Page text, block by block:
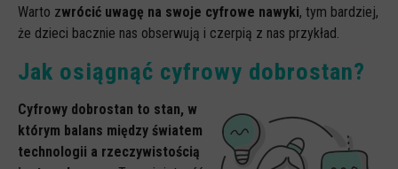
Warto zwrócić uwagę na swoje cyfrowe nawyki, tym bardziej,
że dzieci bacznie nas obserwują i czerpią z nas przykład.
Jak osiągnąć cyfrowy dobrostan?
Cyfrowy dobrostan to stan, w
którym balans między światem
technologii a rzeczywistością